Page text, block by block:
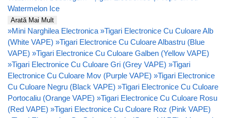
Watermelon Ice
Arată Mai Mult
»Mini Narghilea Electronica »Tigari Electronice Cu Culoare Alb
(White VAPE) »Tigari Electronice Cu Culoare Albastru (Blue
VAPE) »Tigari Electronice Cu Culoare Galben (Yellow VAPE)
»Tigari Electronice Cu Culoare Gri (Grey VAPE) »Tigari
Electronice Cu Culoare Mov (Purple VAPE) »Tigari Electronice
Cu Culoare Negru (Black VAPE) »Tigari Electronice Cu Culoare
Portocaliu (Orange VAPE) »Tigari Electronice Cu Culoare Rosu
(Red VAPE) »Tigari Electronice Cu Culoare Roz (Pink VAPE)